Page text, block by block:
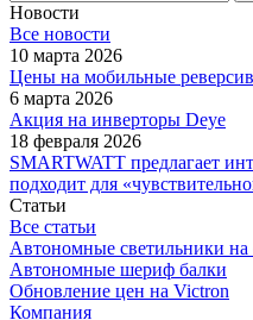
Новости
Все новости
10 марта 2026
Цены на мобильные
6 марта 2026
Акция на инверторы Deye
18 февраля 2026
SMARTWATT предлагает
подходит для
Статьи
Все статьи
Автономные светильники на
Автономные шериф балки
Обновление цен на Victron
Компания